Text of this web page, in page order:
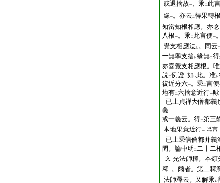
或退捨故一。乘 二 此
緣一。亦云 二得果轉
知當知根相應。亦念
八根一。乘 二 此言便一
覺支相應法 上 。同云 二
十無學支捨レ緣無二
亦喜覺支相應根。
説二例證一如 レ此。准レ
彼近分六一。乘 二言便
地有二六捨意近行一歟
已上貞禪大僧都義
義一
或一義云。得二第三
本地果意近行一 爲言
已上乘信僧都并義
問。論中明 二二十二
文 光法師釋。本頌
釋一。爾者。第二釋
法師釋云。又解乘 レ